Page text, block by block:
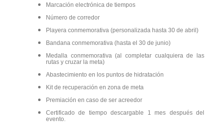
Marcación electrónica de tiempos
Número de corredor
Playera conmemorativa (personalizada hasta 30 de abril)
Bandana conmemorativa (hasta el 30 de junio)
Medalla conmemorativa (al completar cualquiera de las
rutas y cruzar la meta)
Abastecimiento en los puntos de hidratación
Kit de recuperación en zona de meta
Premiación en caso de ser acreedor
Certificado de tiempo descargable 1 mes después del
evento.